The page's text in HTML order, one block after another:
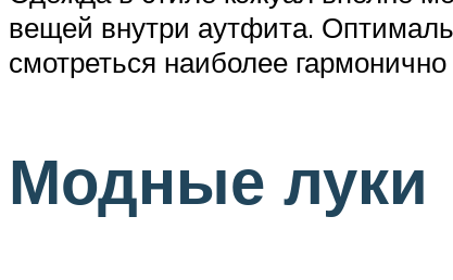
вещей внутри аутфита.
смотреться наиболее
Модные луки